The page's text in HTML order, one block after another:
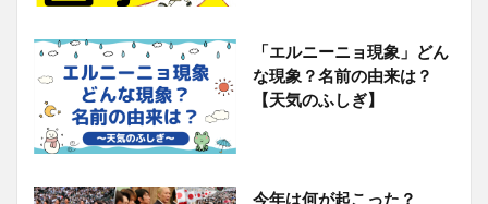
「エルニーニョ現象」どん
な現象？名前の由来は？
【天気のふしぎ】
今年は何が起こった？